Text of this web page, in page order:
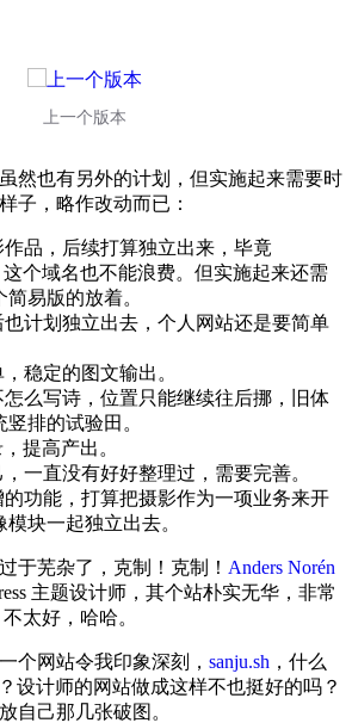
上一个版本
然也有另外的计划，但实施起来需要时
子，略作改动而已：
作品，后续打算独立出来，毕竟
这个域名也不能浪费。但实施起来还需
易版的放着。
计划独立出去，个人网站还是要简单
稳定的图文输出。
怎么写诗，位置只能继续往后挪，旧体
排的试验田。
提高产出。
一直没有好好整理过，需要完善。
的功能，打算把摄影作为一项业务来开
块一起独立出去。
于芜杂了，克制！克制！ Anders Norén
主题设计师，其个站朴实无华，非常
太好，哈哈。
个网站令我印象深刻， sanju.sh ，什么
设计师的网站做成这样不也挺好的吗？
自己那几张破图。